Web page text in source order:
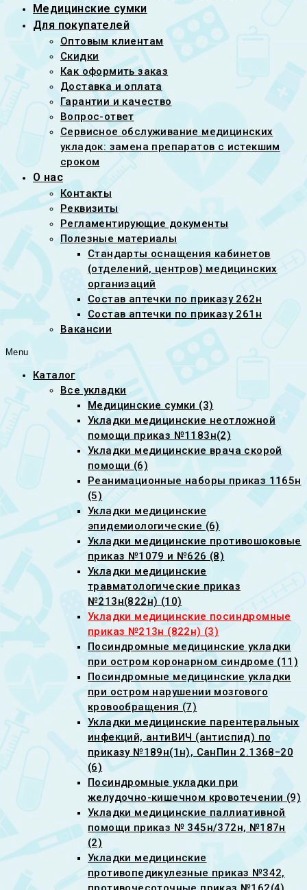
Медицинские сумки
Для покупателей
Оптовым клиентам
Скидки
Как оформить заказ
Доставка и оплата
Гарантии и качество
Вопрос-ответ
Сервисное обслуживание медицинских
укладок: замена препаратов с истекшим
сроком
О нас
Контакты
Реквизиты
Регламентирующие документы
Полезные материалы
Стандарты оснащения кабинетов
(отделений, центров) медицинских
организаций
Состав аптечки по приказу 262н
Состав аптечки по приказу 261н
Вакансии
Menu
Каталог
Все укладки
Медицинские сумки (3)
Укладки медицинские неотложной
помощи приказ №1183н(2)
Укладки медицинские врача скорой
помощи (6)
Реанимационные наборы приказ 1165н
(5)
Укладки медицинские
эпидемиологические (6)
Укладки медицинские противошоковые
приказ №1079 и №626 (8)
Укладки медицинские
травматологические приказ
№213н(822н) (10)
Укладки медицинские посиндромные
приказ №213н (822н) (3)
Посиндромные медицинские укладки
при остром коронарном синдроме (11)
Посиндромные медицинские укладки
при остром нарушении мозгового
кровообращения (7)
Укладки медицинские парентеральных
инфекций, антиВИЧ (антиспид) по
приказу №189н(1н), СанПин 2.1368−20
(6)
Посиндромные укладки при
желудочно-кишечном кровотечении (9)
Укладки медицинские паллиативной
помощи приказ № 345н/372н, №187н
(2)
Укладки медицинские
противопедикулезные приказ №342,